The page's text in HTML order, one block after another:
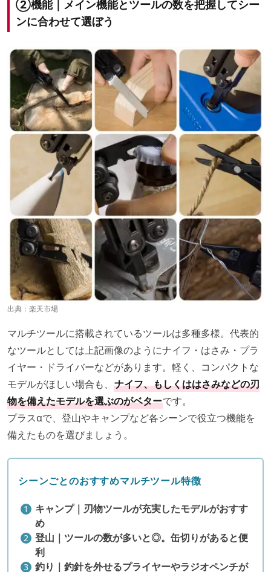
②機能｜メイン機能とツールの数を把握してシー
ンに合わせて選ぼう
出典： 楽天市場
マルチツールに搭載されているツールは多種多様。代表的
なツールとしては上記画像のようにナイフ・はさみ・プラ
イヤー・ドライバーなどがあります。軽く、コンパクトな
モデルがほしい場合も、 ナイフ、もしくははさみなどの刃
物を備えたモデルを選ぶのがベターです。
プラスαで、登山やキャンプなど各シーンで役立つ機能を
備えたものを選びましょう。
シーンごとのおすすめマルチツール特徴
キャンプ｜ 刃物ツールが充実したモデルがおすす
め
登山｜ ツールの数が多いと◎。缶切りがあると便
利
釣り｜ 釣針を外せるプライヤーやラジオペンチが